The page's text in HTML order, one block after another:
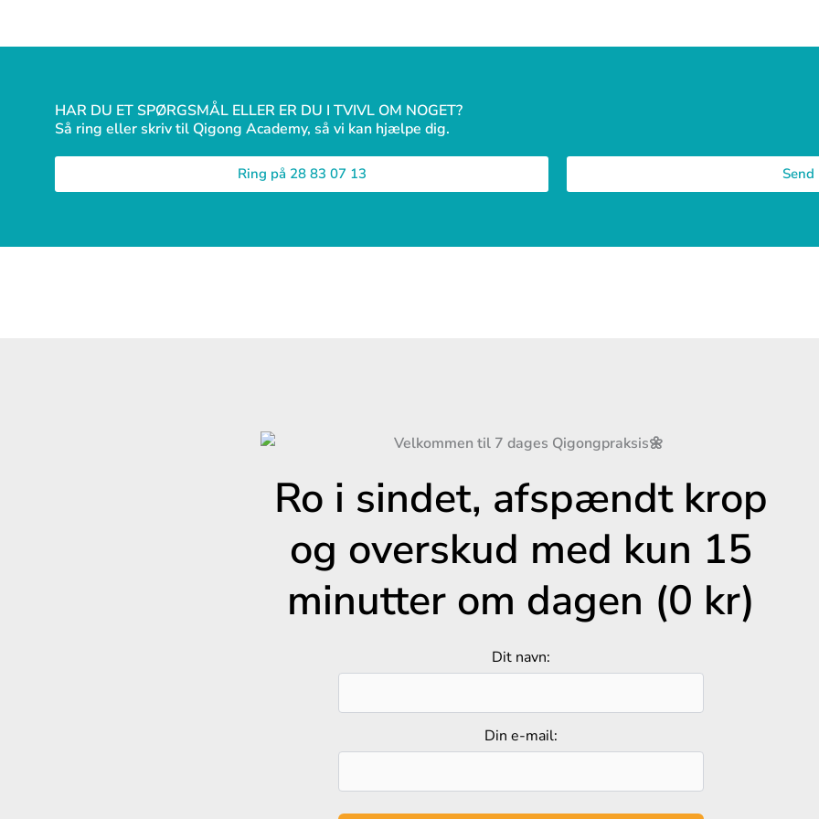
HAR DU ET SPØRGSMÅL ELLER ER DU I TVIVL OM NOGET?
Så ring eller skriv til Qigong Academy, så vi kan hjælpe dig.
Ring på 28 83 07 13 Send
Ro i sindet, afspændt krop
og overskud med kun 15
minutter om dagen (0 kr)
Dit navn:
Din e-mail: